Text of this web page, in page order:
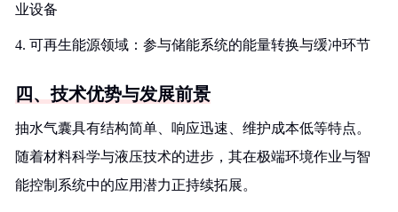
业设备
4. 可再生能源领域：参与储能系统的能量转换与缓冲环节
四、技术优势与发展前景
抽水气囊具有结构简单、响应迅速、维护成本低等特点。
随着材料科学与液压技术的进步，其在极端环境作业与智
能控制系统中的应用潜力正持续拓展。